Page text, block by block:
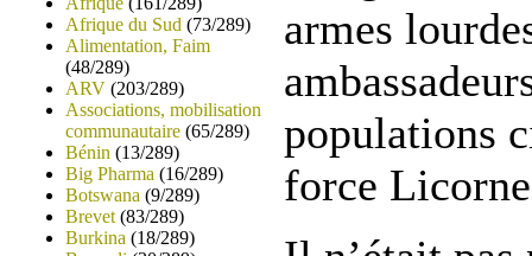
Afrique du Sud (73/289)
Alimentation, Faim
(48/289)
ARV (203/289)
Associations, mobilisation
communautaire (65/289)
Bénin (13/289)
Big Pharma (16/289)
Botswana (9/289)
Brevet (83/289)
Burkina (18/289)
armes
populations
force